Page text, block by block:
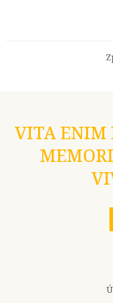
VITA ENIM